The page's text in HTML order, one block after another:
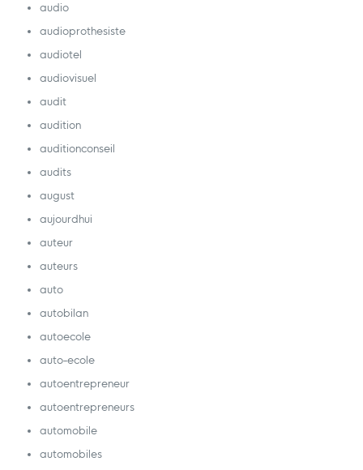
audio
audioprothesiste
audiotel
audiovisuel
audit
audition
auditionconseil
audits
august
aujourdhui
auteur
auteurs
auto
autobilan
autoecole
auto-ecole
autoentrepreneur
autoentrepreneurs
automobile
automobiles